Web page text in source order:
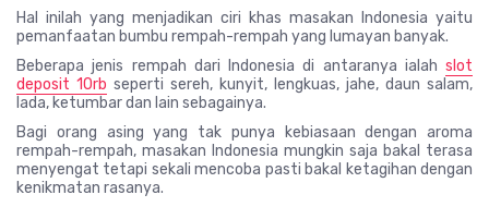
Hal inilah yang menjadikan ciri khas masakan Indonesia yaitu
pemanfaatan bumbu rempah-rempah yang lumayan banyak.
Beberapa jenis rempah dari Indonesia di antaranya ialah slot
deposit 10rb seperti sereh, kunyit, lengkuas, jahe, daun salam,
lada, ketumbar dan lain sebagainya.
Bagi orang asing yang tak punya kebiasaan dengan aroma
rempah-rempah, masakan Indonesia mungkin saja bakal terasa
menyengat tetapi sekali mencoba pasti bakal ketagihan dengan
kenikmatan rasanya.